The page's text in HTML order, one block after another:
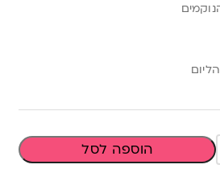
הוספה לסל